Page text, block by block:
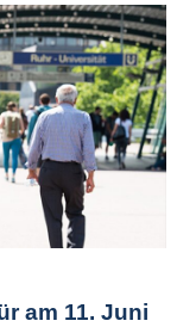
am 11. Juni